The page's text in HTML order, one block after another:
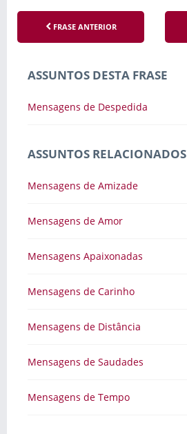
FRASE ANTERIOR
ASSUNTOS DESTA FRASE
Mensagens de Despedida
ASSUNTOS RELACIONADOS
Mensagens de Amizade
Mensagens de Amor
Mensagens Apaixonadas
Mensagens de Carinho
Mensagens de Distância
Mensagens de Saudades
Mensagens de Tempo